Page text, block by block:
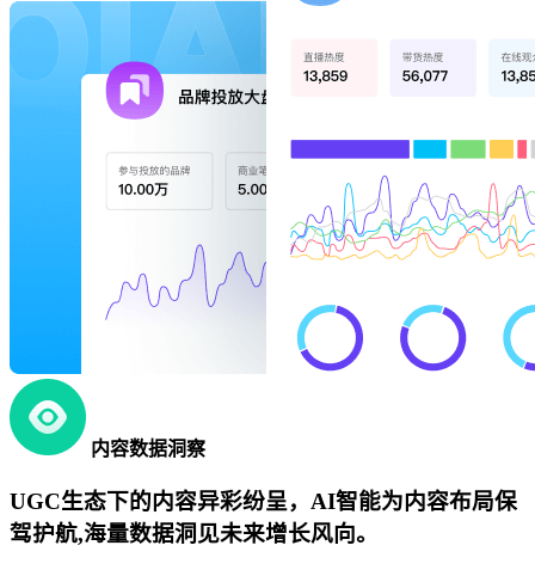
内容数据洞察
UGC生态下的内容异彩纷呈，AI智能为内容布局保
驾护航,海量数据洞见未来增长风向。